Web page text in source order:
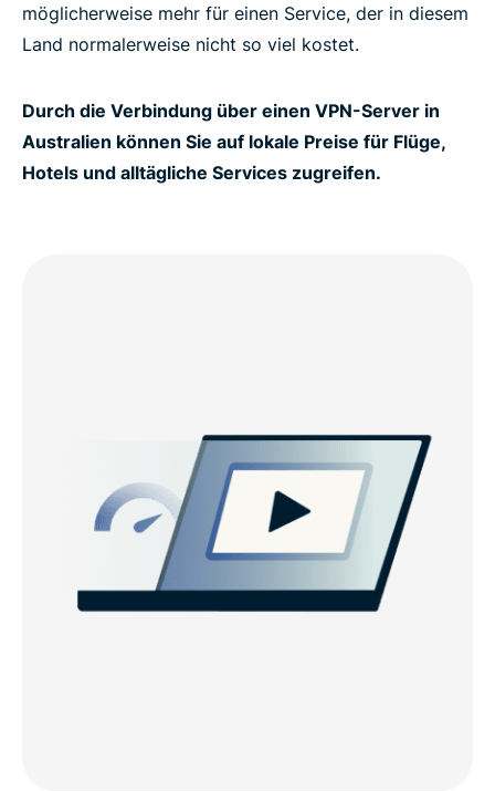
möglicherweise mehr für einen Service, der in diesem
Land normalerweise nicht so viel kostet.
Durch die Verbindung über einen VPN-Server in
Australien können Sie auf lokale Preise für Flüge,
Hotels und alltägliche Services zugreifen.